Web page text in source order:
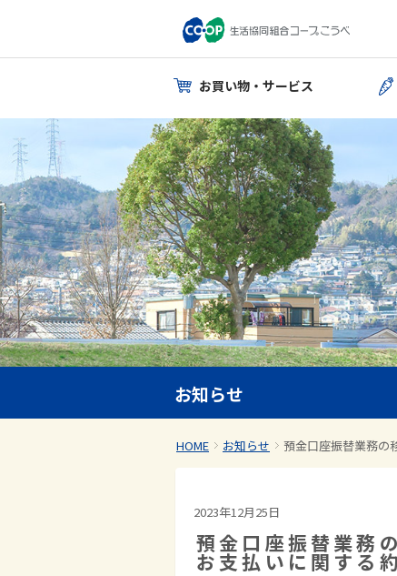
お買い物・サービス
お知らせ
HOME お知らせ 預金口座振替業務の
2023年12月25日
預金口座振替業務
お支払いに関する